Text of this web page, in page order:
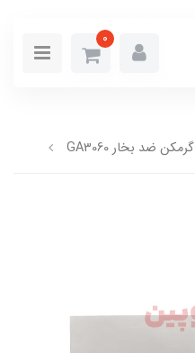
0
گرمکن ضد بخار GA3060